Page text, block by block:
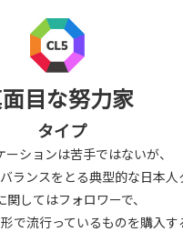
目な努力家
タイプ
ーションは苦手ではないが、
ランスをとる典型的な日本人
関してはフォロワーで、
で流行っているものを購入す